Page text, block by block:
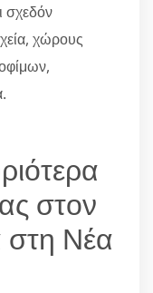
σχεδόν
χώρους
στον
στη Νέα